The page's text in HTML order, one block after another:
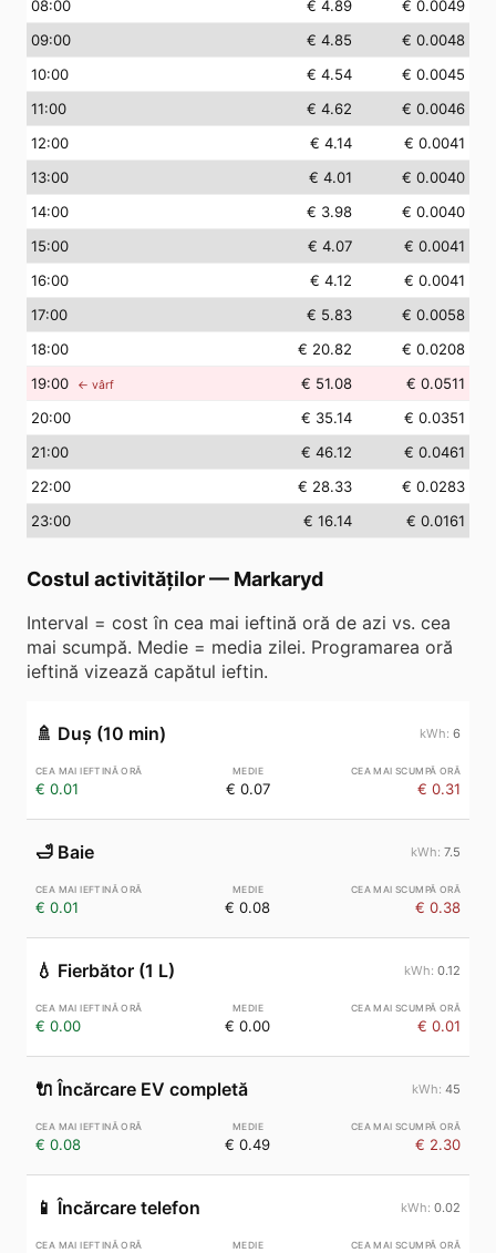
08:00 € 4.89
€ 0.0049
09:00 € 4.85
€ 0.0048
10:00 € 4.54
€ 0.0045
11:00 € 4.62
€ 0.0046
12:00 € 4.14
€ 0.0041
13:00 € 4.01
€ 0.0040
14:00 € 3.98
€ 0.0040
15:00 € 4.07
€ 0.0041
16:00 € 4.12
€ 0.0041
17:00 € 5.83
€ 0.0058
18:00 € 20.82
€ 0.0208
19:00 ← vârf € 51.08
€ 0.0511
20:00 € 35.14
€ 0.0351
21:00 € 46.12
€ 0.0461
22:00 € 28.33
€ 0.0283
23:00 € 16.14 € 0.0161
Costul activităților— Markaryd
Interval = cost în cea mai ieftină oră de azi vs. cea
mai scumpă. Medie = media zilei. Programarea oră
ieftină vizează capătul ieftin.
🚿 Duș (10 min) 6
€ 0.01 € 0.07 € 0.31
🛁 Baie 7.5
€ 0.01 € 0.08 € 0.38
💧 Fierbător (1 L) 0.12
€ 0.00 € 0.00 € 0.01
🔌 Încărcare EV completă 45
€ 0.08 € 0.49 € 2.30
📱 Încărcare telefon 0.02